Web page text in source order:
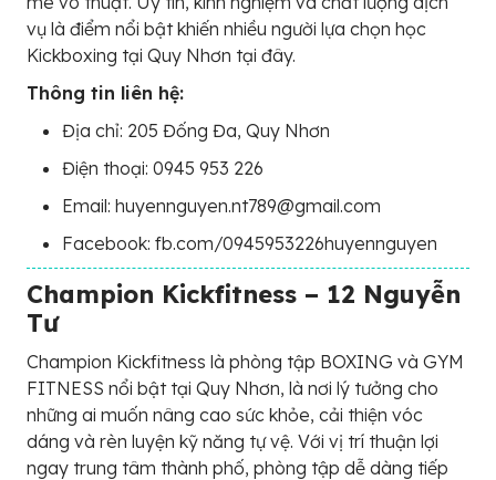
vụ là điểm nổi bật khiến nhiều người lựa chọn học
Kickboxing tại Quy Nhơn tại đây.
Thông tin liên hệ:
Địa chỉ: 205 Đống Đa, Quy Nhơn
Điện thoại: 0945 953 226
Email: huyennguyen.nt789@gmail.com
Facebook: fb.com/0945953226huyennguyen
Champion Kickfitness – 12 Nguyễn
Tư
Champion Kickfitness là phòng tập BOXING và GYM
FITNESS nổi bật tại Quy Nhơn, là nơi lý tưởng cho
những ai muốn nâng cao sức khỏe, cải thiện vóc
dáng và rèn luyện kỹ năng tự vệ. Với vị trí thuận lợi
ngay trung tâm thành phố, phòng tập dễ dàng tiếp